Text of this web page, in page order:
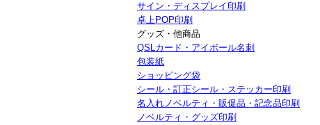
サイン・ディスプレイ印刷
卓上POP印刷
グッズ・他商品
QSLカード・アイボール名刺
包装紙
ショッピング袋
シール・訂正シール・ステッカー印刷
名入れノベルティ・販促品・記念品印刷
ノベルティ・グッズ印刷